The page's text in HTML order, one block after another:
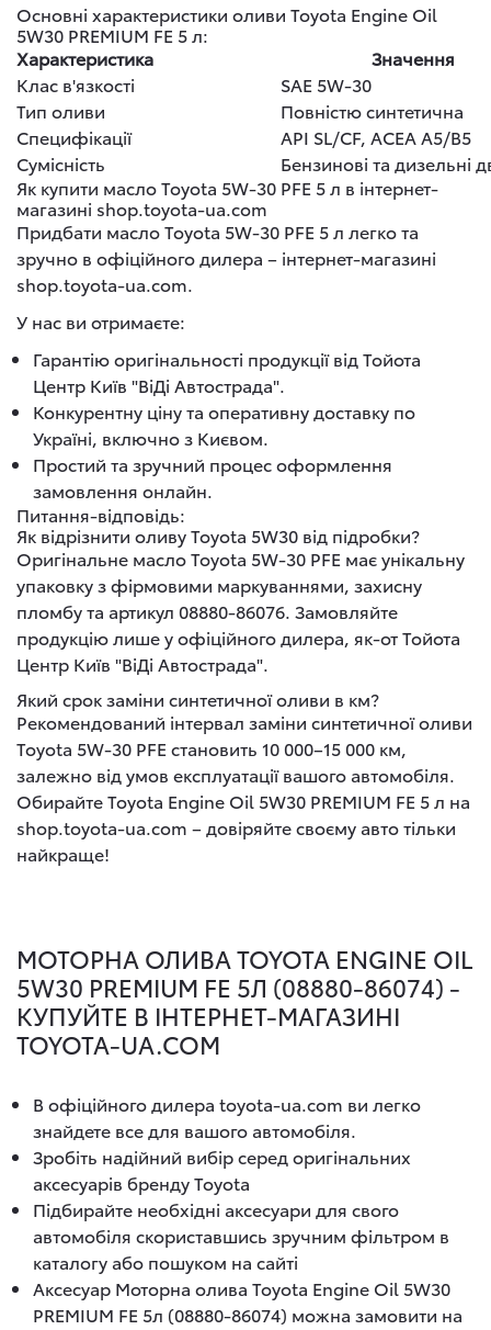
Основні характеристики оливи Toyota Engine Oil
5W30 PREMIUM FE 5 л:
Характеристика
Значення
Клас в'язкості
SAE 5W-30
Тип оливи
Повністю синтетична
Специфікації
API SL/CF, ACEA A5/B5
Сумісність
Бензинові та дизельні
Як купити масло Toyota 5W-30 PFE 5 л в інтернет-
магазині shop.toyota-ua.com
Придбати масло Toyota 5W-30 PFE 5 л легко та
зручно в офіційного дилера – інтернет-магазині
shop.toyota-ua.com.
У нас ви отримаєте:
Гарантію оригінальності продукції від Тойота
Центр Київ "ВіДі Автострада".
Конкурентну ціну та оперативну доставку по
Україні, включно з Києвом.
Простий та зручний процес оформлення
замовлення онлайн.
Питання-відповідь:
Як відрізнити оливу Toyota 5W30 від підробки?
Оригінальне масло Toyota 5W-30 PFE має унікальну
упаковку з фірмовими маркуваннями, захисну
пломбу та артикул 08880-86076. Замовляйте
продукцію лише у офіційного дилера, як-от Тойота
Центр Київ "ВіДі Автострада".
Який срок заміни синтетичної оливи в км?
Рекомендований інтервал заміни синтетичної оливи
Toyota 5W-30 PFE становить 10 000–15 000 км,
залежно від умов експлуатації вашого автомобіля.
Обирайте Toyota Engine Oil 5W30 PREMIUM FE 5 л на
shop.toyota-ua.com – довіряйте своєму авто тільки
найкраще!
МОТОРНА ОЛИВА TOYOTA ENGINE OIL
5W30 PREMIUM FE 5Л (08880-86074) -
КУПУЙТЕ В ІНТЕРНЕТ-МАГАЗИНІ
TOYOTA-UA.COM
В офіційного дилера toyota-ua.com ви легко
знайдете все для вашого автомобіля.
Зробіть надійний вибір серед оригінальних
аксесуарів бренду Toyota
Підбирайте необхідні аксесуари для свого
автомобіля скориставшись зручним фільтром в
каталогу або пошуком на сайті
Аксесуар Моторна олива Toyota Engine Oil 5W30
PREMIUM FE 5л (08880-86074) можна замовити на